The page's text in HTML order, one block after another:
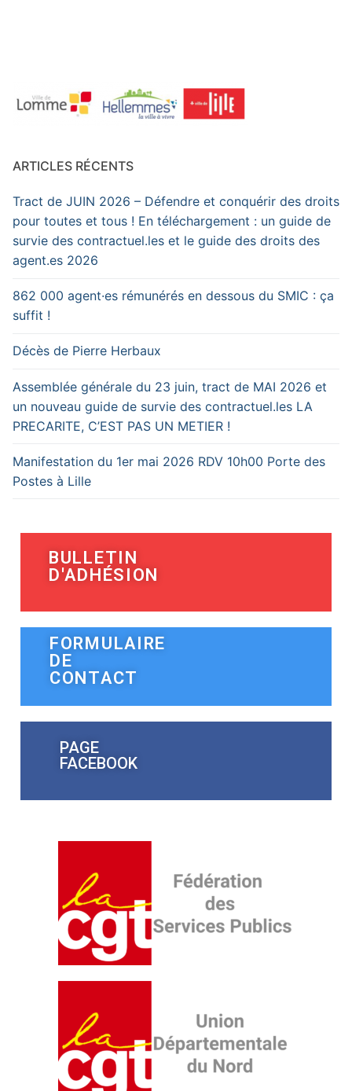
ARTICLES RÉCENTS
Tract de JUIN 2026 – Défendre et conquérir des droits
pour toutes et tous ! En téléchargement : un guide de
survie des contractuel.les et le guide des droits des
agent.es 2026
862 000 agent·es rémunérés en dessous du SMIC : ça
suffit !
Décès de Pierre Herbaux
Assemblée générale du 23 juin, tract de MAI 2026 et
un nouveau guide de survie des contractuel.les LA
PRECARITE, C’EST PAS UN METIER !
Manifestation du 1er mai 2026 RDV 10h00 Porte des
Postes à Lille
BULLETIN
D'ADHÉSION
FORMULAIRE
DE
CONTACT
PAGE
FACEBOOK